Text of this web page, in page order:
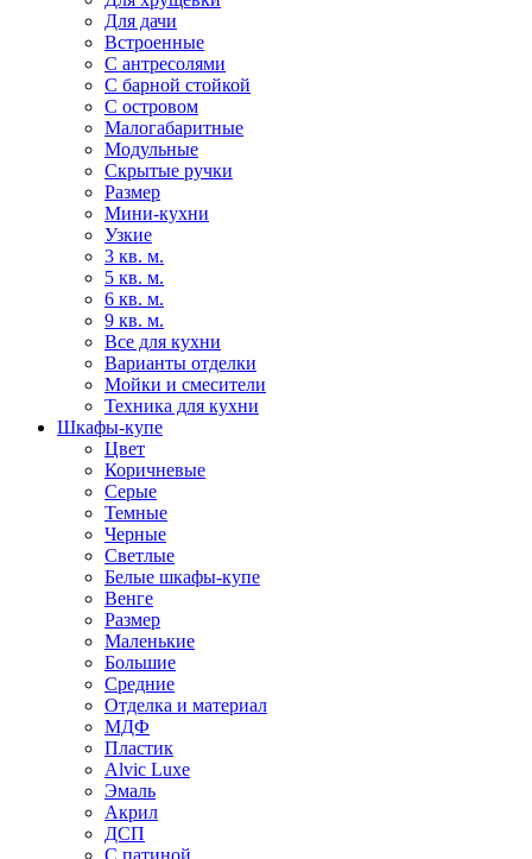
Для дачи
Встроенные
С антресолями
С барной стойкой
С островом
Малогабаритные
Модульные
Скрытые ручки
Размер
Мини-кухни
Узкие
3 кв. м.
5 кв. м.
6 кв. м.
9 кв. м.
Все для кухни
Варианты отделки
Мойки и смесители
Техника для кухни
Шкафы-купе
Цвет
Коричневые
Серые
Темные
Черные
Светлые
Белые шкафы-купе
Венге
Размер
Маленькие
Большие
Средние
Отделка и материал
МДФ
Пластик
Alvic Luxe
Эмаль
Акрил
ДСП
С патиной